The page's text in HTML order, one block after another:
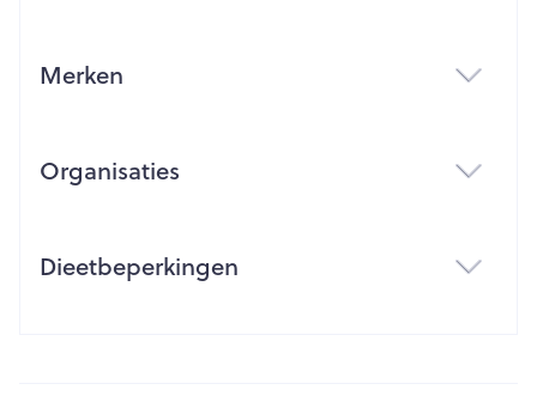
Merken
Organisaties
Dieetbeperkingen